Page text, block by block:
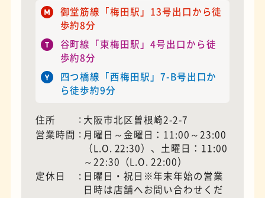
モーニング フィギュアショップ
御堂筋線「梅田駅」13号出口から徒
歩約8分
谷町線「東梅田駅」4​号出口から徒
歩約​​​8​分
四つ橋線「西梅田駅」7-B号出口か
ら徒歩約9分
住所
大阪市北区曽根崎2-2-7
営業時間
月曜日～金曜日：11:00～23:00​​
（L.O. 22:30）、土曜日：11:00
～22:30​​（L.O. 22:00）​​
定休日
日曜日・祝日※​​​​年末年始の営業
日時は店舗へお問い合わせくだ